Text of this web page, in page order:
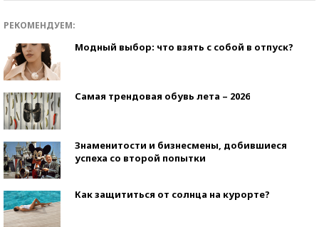
РЕКОМЕНДУЕМ:
Модный выбор: что взять с собой в отпуск?
Самая трендовая обувь лета – 2026
Знаменитости и бизнесмены, добившиеся
успеха со второй попытки
Как защититься от солнца на курорте?